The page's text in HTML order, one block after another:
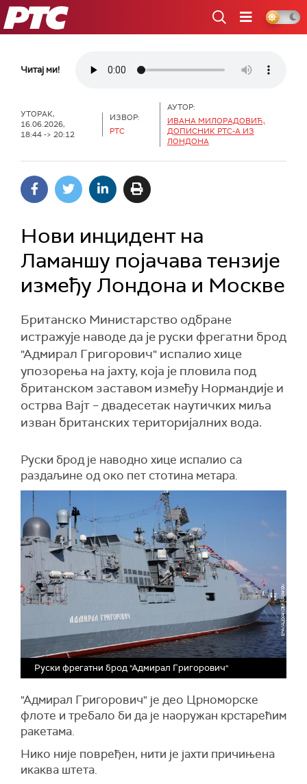
РТС
Читај ми!
УТОРАК,
16.06.2026,
18:44 -> 20:12
ИЗВОР:
РТС
АУТОР:
ИВАНА МИЛОРАДОВИЋ,
ДОПИСНИК РТС-А ИЗ
ЛОНДОНА
Нови инцидент на
Ламаншу појачава тензије
између Лондона и Москве
Британско Министарство одбране
истражује наводе да је руски фрегатни брод
"Адмирал Григорович" испалио хице
упозорења на јахту, која је пловила под
британском заставом између Нормандије и
острва Вајт – двадесетак наутичких миља
изван британских територијалних вода.
Руски брод је наводно хице испалио са
раздаљине од око пет стотина метара.
Руски фрегатни брод "Адмирал Григорович"
"Адмирал Григорович" је део Црноморске
флоте и требало би да је наоружан крстарећим
ракетама.
Нико није повређен, нити је јахти причињена
икаква штета.